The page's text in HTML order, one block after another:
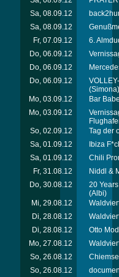
Sa, 08.09.12
Sa, 08.09.12
Fr, 07.09.12
6.
Do, 06.09.12
Do, 06.09.12
Do, 06.09.12
(Simona)
Mo, 03.09.12
Bar
Mo, 03.09.12
So, 02.09.12
Tag der
Sa, 01.09.12
Ibiza
Sa, 01.09.12
Chili
Fr, 31.08.12
Niddl &
Do, 30.08.12
20
(Albi)
Mi, 29.08.12
Di, 28.08.12
Di, 28.08.12
Otto
Mo, 27.08.12
So, 26.08.12
So, 26.08.12